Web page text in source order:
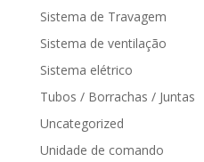
Sistema de Travagem
Sistema de ventilação
Sistema elétrico
Tubos / Borrachas / Juntas
Uncategorized
Unidade de comando